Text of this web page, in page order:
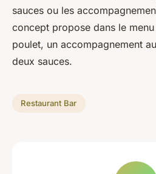
sauces ou les
concept propose dans le
poulet, un accompagnement
deux sauces.
Restaurant Bar